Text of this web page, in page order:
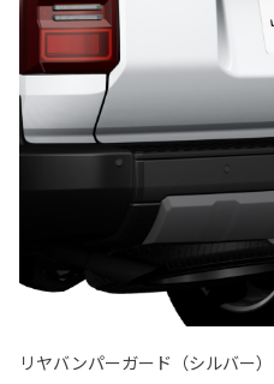
リヤバンパーガード（シルバー）